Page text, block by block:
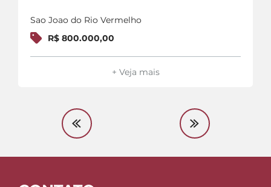
Sao Joao do Rio Vermelho
R$ 800.000,00
+ Veja mais